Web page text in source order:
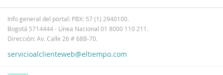
Info general del portal: PBX: 57 (1) 2940100.
Bogotá 5714444 - Línea Nacional 01 8000 110 211.
Dirección: Av. Calle 26 # 68B-70.
servicioalclienteweb@eltiempo.com